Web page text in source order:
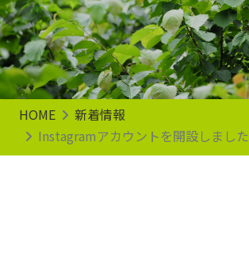
HOME
新着情報
Instagramアカウントを開設しました